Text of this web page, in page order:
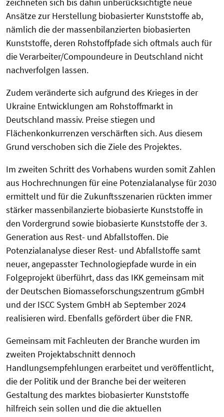
zeichneten sich bis dahin unberücksichtigte neue
Ansätze zur Herstellung biobasierter Kunststoffe ab,
nämlich die der massenbilanzierten biobasierten
Kunststoffe, deren Rohstoffpfade sich oftmals auch für
die Verarbeiter/Compoundeure in Deutschland nicht
nachverfolgen lassen.
Zudem veränderte sich aufgrund des Krieges in der
Ukraine Entwicklungen am Rohstoffmarkt in
Deutschland massiv. Preise stiegen und
Flächenkonkurrenzen verschärften sich. Aus diesem
Grund verschoben sich die Ziele des Projektes.
Im zweiten Schritt des Vorhabens wurden somit Zahlen
aus Hochrechnungen für eine Potenzialanalyse für 2030
ermittelt und für die Zukunftsszenarien rückten immer
stärker massenbilanzierte biobasierte Kunststoffe in
den Vordergrund sowie biobasierte Kunststoffe der 3.
Generation aus Rest- und Abfallstoffen. Die
Potenzialanalyse dieser Rest- und Abfallstoffe samt
neuer, angepasster Technologiepfade wurde in ein
Folgeprojekt überführt, dass das IKK gemeinsam mit
der Deutschen Biomasseforschungszentrum gGmbH
und der ISCC System GmbH ab September 2024
realisieren wird. Ebenfalls gefördert über die FNR.
Gemeinsam mit Fachleuten der Branche wurden im
zweiten Projektabschnitt dennoch
Handlungsempfehlungen erarbeitet und veröffentlicht,
die der Politik und der Branche bei der weiteren
Gestaltung des marktes biobasierter Kunststoffe
hilfreich sein sollen und die die aktuellen